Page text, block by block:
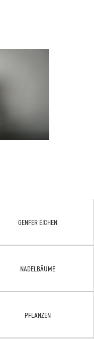
GENFER EICHEN
NADELBÄUME
PFLANZEN